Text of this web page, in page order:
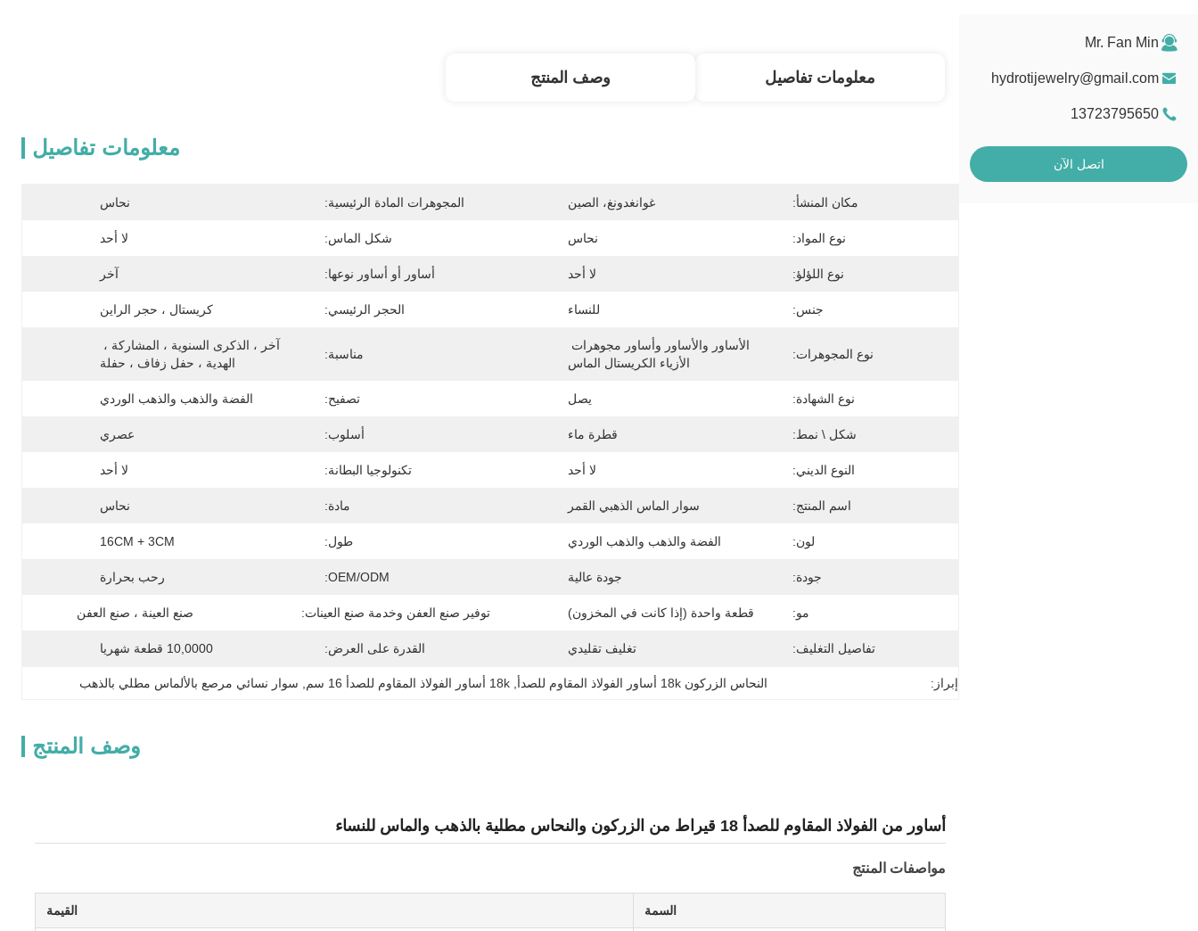
Mr. Fan Min
hydrotijewelry@gmail.com
13723795650
اتصل الآن
معلومات تفاصيل وصف المنتج
معلومات تفاصيل
مكان المنشأ: غوانغدونغ، الصين المجوهرات المادة الرئيسية: نحاس
نوع المواد: نحاس شكل الماس: لا أحد
نوع اللؤلؤ: لا أحد أساور أو أساور نوعها: آخر
جنس: للنساء الحجر الرئيسي: كريستال ، حجر الراين
نوع المجوهرات:
الأزياء الكريستال الماس
مناسبة:
الهدية ، حفل زفاف ، حفلة
نوع الشهادة: يصل تصفيح: الفضة والذهب والذهب الوردي
شكل \ نمط: قطرة ماء أسلوب: عصري
النوع الديني: لا أحد تكنولوجيا البطانة: لا أحد
اسم المنتج: سوار الماس الذهبي القمر مادة: نحاس
لون: الفضة والذهب والذهب الوردي طول: 16CM + 3CM
جودة: جودة عالية OEM/ODM: رحب بحرارة
مو: قطعة واحدة (إذا كانت في المخزون) توفير صنع العفن وخدمة صنع العينات: صنع العينة ، صنع العفن
تفاصيل التغليف: تغليف تقليدي القدرة على العرض: 10,0000 قطعة شهريا
إبراز: النحاس الزركون 18k أساور الفولاذ المقاوم للصدأ 18k أساور الفولاذ المقاوم للصدأ 16 سم سوار نسائي مرصع بالألماس مطلي بالذهب
وصف المنتج
أساور من الفولاذ المقاوم للصدأ 18 قيراط من الزركون والنحاس مطلية بالذهب والماس للنساء
مواصفات المنتج
السمة القيمة